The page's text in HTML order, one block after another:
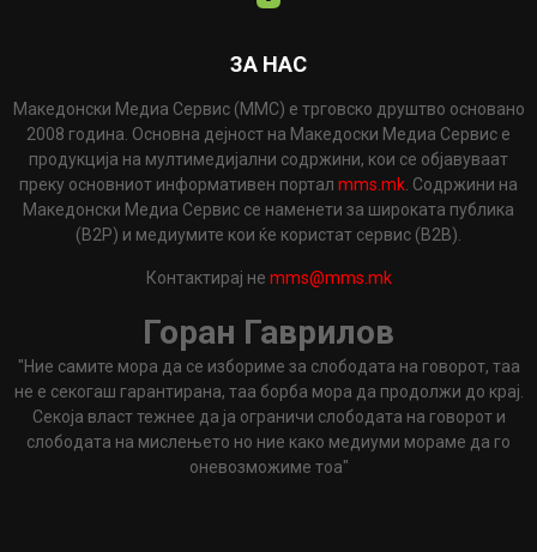
ЗА НАС
Македонски Медиа Сервис (ММС) е трговско друштво основано
2008 година. Основна дејност на Македоски Медиа Сервис е
продукција на мултимедијални содржини, кои се објавуваат
преку основниот информативен портал mms.mk . Содржини на
Македонски Медиа Сервис се наменети за широката публика
(B2P) и медиумите кои ќе користат сервис (B2B).
Контактирај не mms@mms.mk
Горан Гаврилов
"Ние самите мора да се избориме за слободата на говорот, таа
не е секогаш гарантирана, таа борба мора да продолжи до крај.
Секоја власт тежнее да ја ограничи слободата на говорот и
слободата на мислењето но ние како медиуми мораме да го
оневозможиме тоа"